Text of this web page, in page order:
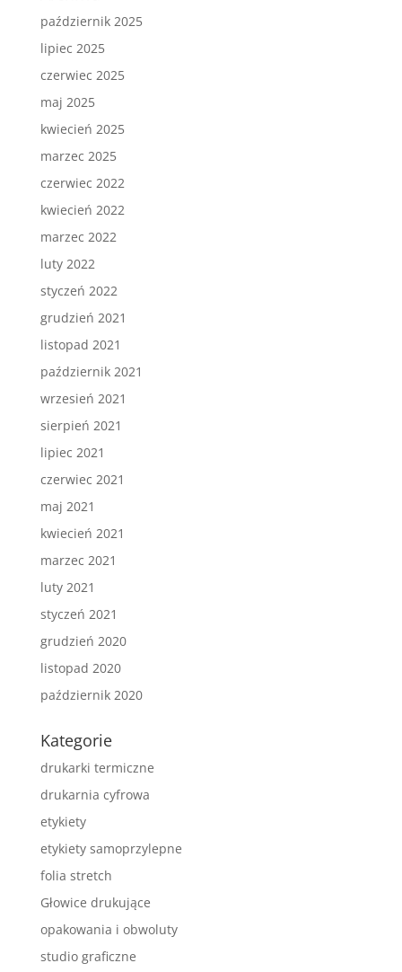
październik 2025
lipiec 2025
czerwiec 2025
maj 2025
kwiecień 2025
marzec 2025
czerwiec 2022
kwiecień 2022
marzec 2022
luty 2022
styczeń 2022
grudzień 2021
listopad 2021
październik 2021
wrzesień 2021
sierpień 2021
lipiec 2021
czerwiec 2021
maj 2021
kwiecień 2021
marzec 2021
luty 2021
styczeń 2021
grudzień 2020
listopad 2020
październik 2020
Kategorie
drukarki termiczne
drukarnia cyfrowa
etykiety
etykiety samoprzylepne
folia stretch
Głowice drukujące
opakowania i obwoluty
studio graficzne